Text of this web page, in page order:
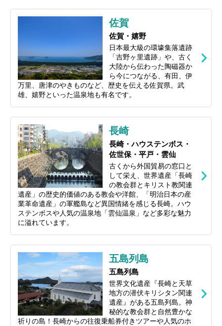
佐賀
佐賀・嬉野
日本最大級の環壕集落遺跡
「吉野ヶ里遺跡」や、古く
大陸から伝わった陶磁器か
ら今につながる、有田、伊
万里、唐津のやきものなど、歴史を伝える佐賀県。武
雄、嬉野といった温泉地も有名です。
長崎
長崎・ハウステンボス・
佐世保・平戸・雲仙
古くから外国貿易の窓口と
して栄え、世界遺産「長崎
の教会群とキリスト教関連
遺産」の歴史的価値のある教会や洋館、「明治日本の産
業革命遺産」の軍艦島など異国情緒を感じる長崎。ハウ
ステンボスや人気の温泉地「雲仙温泉」など多彩な魅力
に溢れています。
五島列島
五島列島
世界文化遺産『長崎と天草
地方の潜伏キリシタン関連
遺産』がある五島列島。神
秘的な教会群と自然豊かな
祈りの島！長崎からの往復乗船券付きツアーや人気のホ